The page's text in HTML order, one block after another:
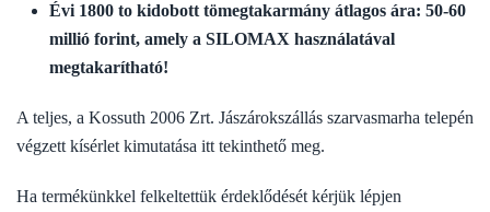
Évi 1800 to kidobott tömegtakarmány átlagos ára: 50-60
millió forint, amely a SILOMAX használatával
megtakarítható!
A teljes, a Kossuth 2006 Zrt. Jászárokszállás szarvasmarha telepén
végzett kísérlet kimutatása itt tekinthető meg.
Ha termékünkkel felkeltettük érdeklődését kérjük lépjen